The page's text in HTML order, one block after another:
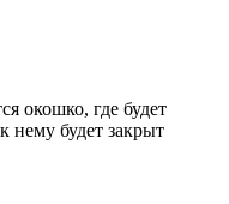
окошко, где будет
нему будет закрыт